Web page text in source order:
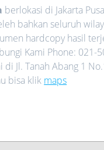
berlokasi di Jakarta
bahkan seluruh
hardcopy hasil
Kami Phone:
Jl. Tanah Abang 1
bisa klik maps